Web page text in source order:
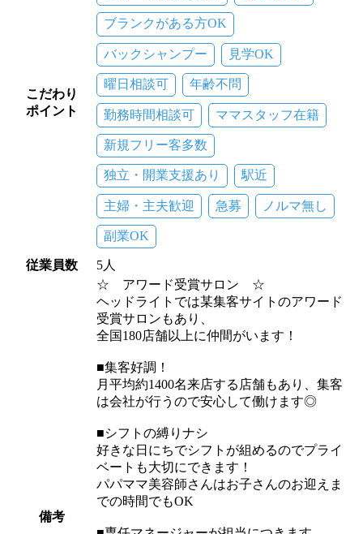
こだわり
ポイント
ブランクがある方OK
バックシャンプー 見学OK
曜日相談可 年齢不問
勤務時間相談可 ママスタッフ在籍
新規フリー客多数
独立・開業支援あり 駅近
主婦・主夫歓迎 急募 ノルマ無し
副業OK
従業員数 5人
備考
☆ アワード受賞サロン ☆
ヘッドライトでは某集客サイトのアワード
受賞サロンもあり、
全国180店舗以上に仲間がいます！
■集客好調！
月平均約1400名来店する店舗もあり、集客
は会社が行うので安心して働けます◎
■シフトの縛りナシ
好きな日にちでシフトが組めるのでプライ
ベートも大切にできます！
パパママ美容師さんはお子さんのお迎えま
での時間でもOK